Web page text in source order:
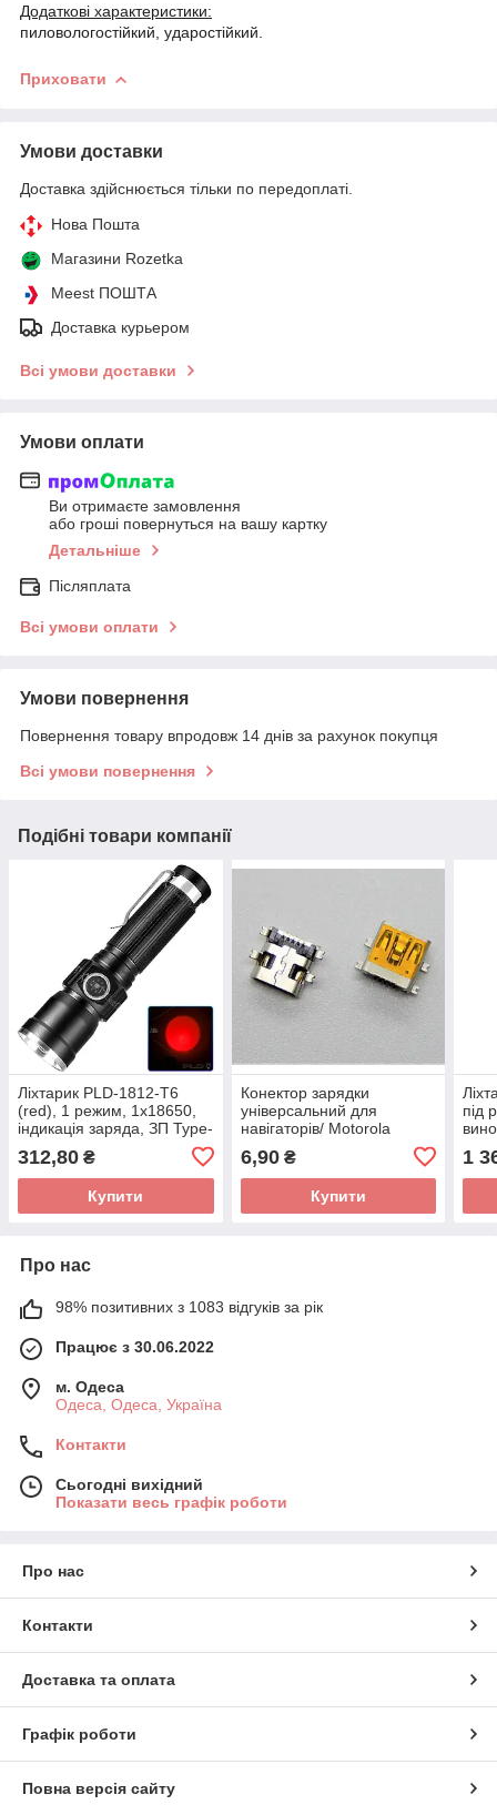
Додаткові характеристики:
пиловологостійкий, ударостійкий.
Приховати
Умови доставки
Доставка здійснюється тільки по передоплаті.
Нова Пошта
Магазини Rozetka
Meest ПОШТА
Доставка курьером
Всі умови доставки
Умови оплати
Ви отримаєте замовлення
або гроші повернуться на вашу картку
Детальніше
Післяплата
Всі умови оплати
Умови повернення
Повернення товару впродовж 14 днів за рахунок покупця
Всі умови повернення
Подібні товари компанії
Ліхтарик PLD-1812-T6
(red), 1 режим, 1x18650,
індикація заряда, ЗП Type-
312,80 ₴
Купити
Конектор зарядки
універсальний для
навігаторів/ Motorola
A1200/ E380/ E680/ E770/
K1/ K2/ V360/ V3x/ V3xx/
W220/ Z3/ Z6/ GPS/
6,90₴
Купити
під
1
Про нас
98% позитивних з 1083 відгуків за рік
Працює з 30.06.2022
м. Одеса
Одеса, Одеса, Україна
Контакти
Сьогодні вихідний
Показати весь графік роботи
Про нас
Контакти
Доставка та оплата
Графік роботи
Повна версія сайту